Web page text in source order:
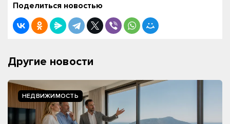
Поделиться новостью
Другие новости
НЕДВИЖИМОСТЬ